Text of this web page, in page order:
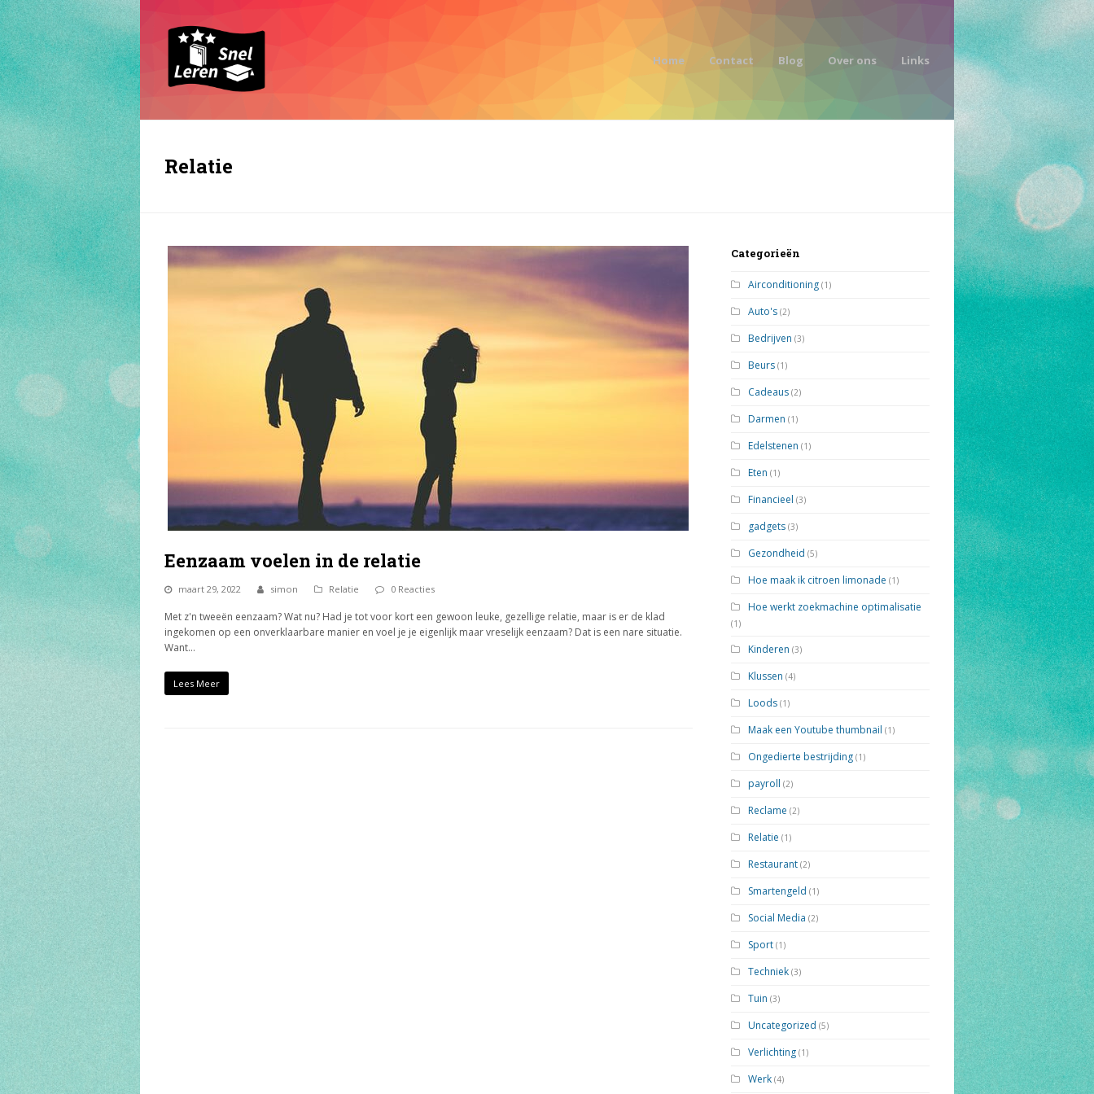
Home Contact Blog Over ons Links
Relatie
Eenzaam voelen in de relatie
maart 29, 2022 simon Relatie 0 Reacties
Met z'n tweeën eenzaam? Wat nu? Had je tot voor kort een gewoon leuke, gezellige relatie, maar is er de klad
ingekomen op een onverklaarbare manier en voel je je eigenlijk maar vreselijk eenzaam? Dat is een nare situatie.
Want…
Lees Meer
Categorieën
Airconditioning (1)
Auto's (2)
Bedrijven (3)
Beurs (1)
Cadeaus (2)
Darmen (1)
Edelstenen (1)
Eten (1)
Financieel (3)
gadgets (3)
Gezondheid (5)
Hoe maak ik citroen limonade (1)
Hoe werkt zoekmachine optimalisatie
(1)
Kinderen (3)
Klussen (4)
Loods (1)
Maak een Youtube thumbnail (1)
Ongedierte bestrijding (1)
payroll (2)
Reclame (2)
Relatie (1)
Restaurant (2)
Smartengeld (1)
Social Media (2)
Sport (1)
Techniek (3)
Tuin (3)
Uncategorized (5)
Verlichting (1)
Werk (4)